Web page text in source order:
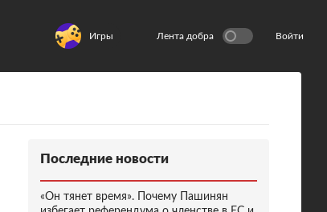
Игры Лента добра Войти
Последние новости
«Он тянет время». Почему Пашинян